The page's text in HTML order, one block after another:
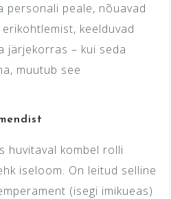
personali peale, nõuavad
keelduvad
järjekorras – kui seda
muutub see
huvitaval kombel rolli
iseloom. On leitud selline
(isegi imikueas)